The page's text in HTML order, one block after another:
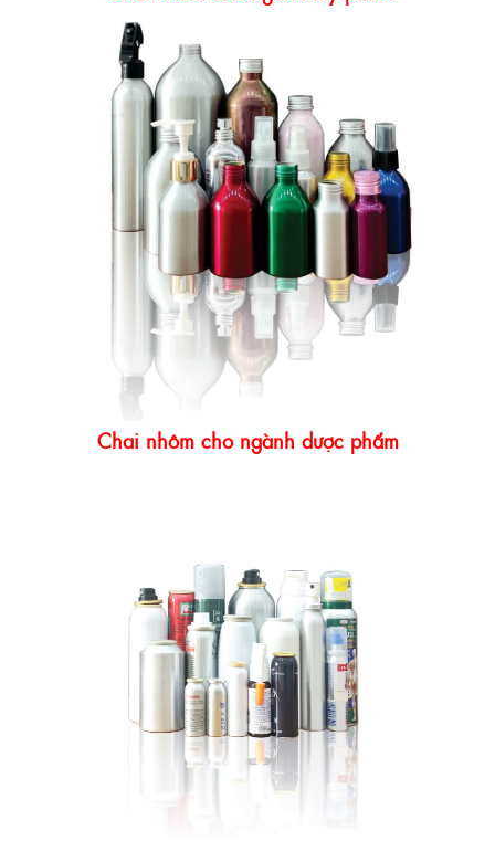
Chai nhôm cho ngành dược phẩm